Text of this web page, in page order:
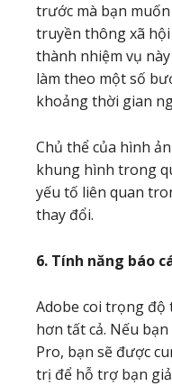
trước mà bạn
truyền thông xã
thành nhiệm vụ
làm theo một số
khoảng thời gian
Chủ thể của hình
khung hình trong
yếu tố liên quan
thay đổi.
6. Tính năng báo
Adobe coi trọng độ
hơn tất cả. Nếu
Pro, bạn sẽ được
trị để hỗ trợ bạn